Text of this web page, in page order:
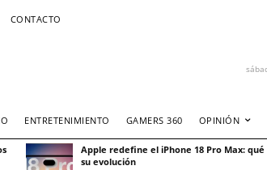
CONTACTO
ENTRETENIMIENTO GAMERS 360 OPINIÓN
Apple redefine el iPhone 18 Pro Max:
su evolución